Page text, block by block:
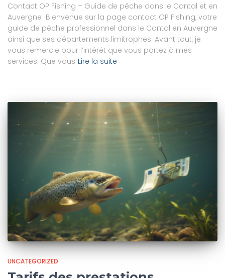
Contact OP Fishing – Guide de pêche dans le Cantal et en
Auvergne Bienvenue sur la page contact OP Fishing, votre
guide de pêche professionnel dans le Cantal en Auvergne
ainsi que ses départements limitrophes. Avant tout, je
vous remercie pour l’intérêt que vous portez à mes
services. Que vous Lire la suite
UNCATEGORIZED